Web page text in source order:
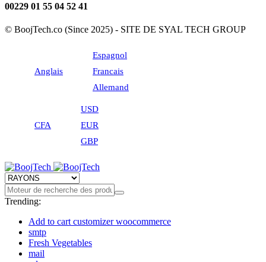
00229 01 55 04 52 41
© BoojTech.co (Since 2025) - SITE DE SYAL TECH GROUP
Anglais
Espagnol
Francais
Allemand
CFA
USD
EUR
GBP
Trending:
Add to cart customizer woocommerce
smtp
Fresh Vegetables
mail